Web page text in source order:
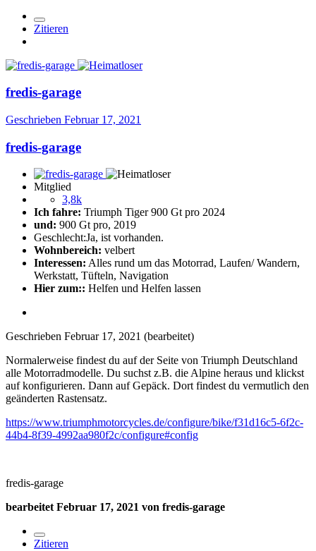
Zitieren
fredis-garage
Geschrieben Februar 17, 2021
fredis-garage
Mitglied
3,8k
Ich fahre: Triumph Tiger 900 Gt pro 2024
und: 900 Gt pro, 2019
Geschlecht:Ja, ist vorhanden.
Wohnbereich: velbert
Interessen: Alles rund um das Motorrad, Laufen/ Wandern,
Werkstatt, Tüfteln, Navigation
Hier zum:: Helfen und Helfen lassen
Geschrieben Februar 17, 2021 (bearbeitet)
Normalerweise findest du auf der Seite von Triumph Deutschland
alle Motorradmodelle. Du suchst z.B. die Alpine heraus und klickst
auf konfigurieren. Dann auf Gepäck. Dort findest du vermutlich den
geänderten Rastensatz.
https://www.triumphmotorcycles.de/configure/bike/f31d16c5-6f2c-
44b4-8f39-4992aa980f2c/configure#config
fredis-garage
bearbeitetFebruar 17, 2021 von fredis-garage
Zitieren